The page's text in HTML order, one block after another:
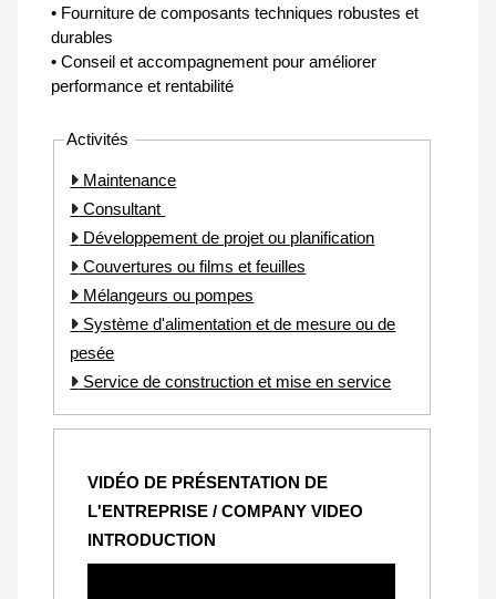
• Fourniture de composants techniques robustes et
durables
• Conseil et accompagnement pour améliorer
performance et rentabilité
Activités
Maintenance
Consultant
Développement de projet ou planification
Couvertures ou films et feuilles
Mélangeurs ou pompes
Système d'alimentation et de mesure ou de
pesée
Service de construction et mise en service
VIDÉO DE PRÉSENTATION DE
L'ENTREPRISE / COMPANY VIDEO
INTRODUCTION